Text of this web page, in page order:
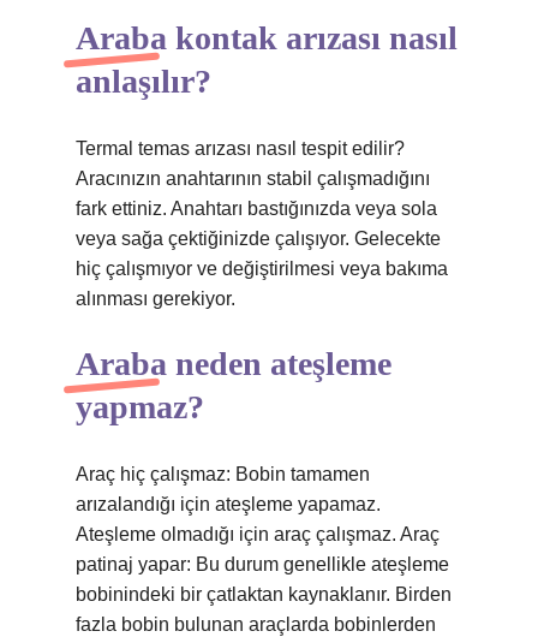
Araba kontak arızası nasıl
anlaşılır?
Termal temas arızası nasıl tespit edilir?
Aracınızın anahtarının stabil çalışmadığını
fark ettiniz. Anahtarı bastığınızda veya sola
veya sağa çektiğinizde çalışıyor. Gelecekte
hiç çalışmıyor ve değiştirilmesi veya bakıma
alınması gerekiyor.
Araba neden ateşleme
yapmaz?
Araç hiç çalışmaz: Bobin tamamen
arızalandığı için ateşleme yapamaz.
Ateşleme olmadığı için araç çalışmaz. Araç
patinaj yapar: Bu durum genellikle ateşleme
bobinindeki bir çatlaktan kaynaklanır. Birden
fazla bobin bulunan araçlarda bobinlerden